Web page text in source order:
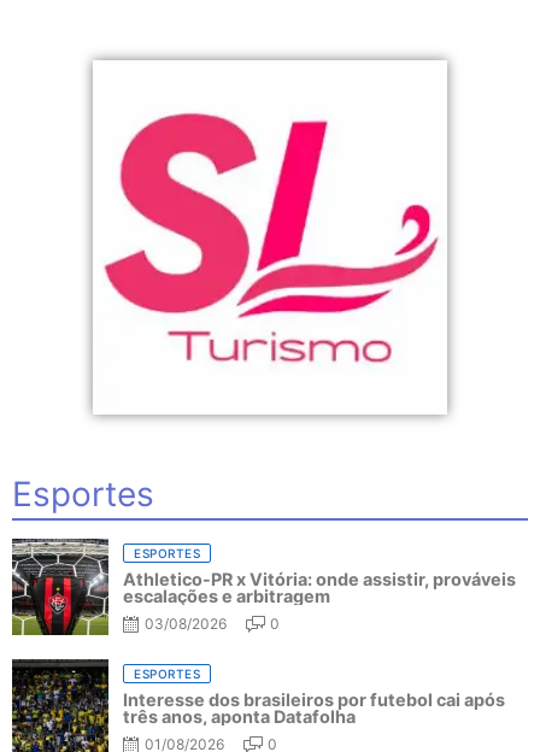
Esportes
ESPORTES
Athletico-PR x Vitória: onde assistir, prováveis
escalações e arbitragem
03/08/2026 0
ESPORTES
Interesse dos brasileiros por futebol cai após
três anos, aponta Datafolha
01/08/2026 0